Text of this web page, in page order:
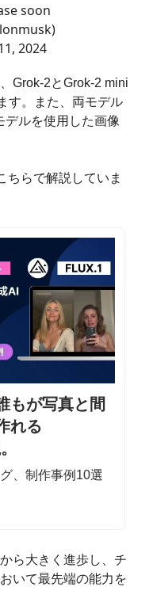
soon
2024
Grok-2とGrok-2 mini
す。また、両モデル
デルを使用した画像
ちらで解説していま
もが写真と間
れる
、制作事例10選
ら大きく進歩し、チ
いて最先端の能力を